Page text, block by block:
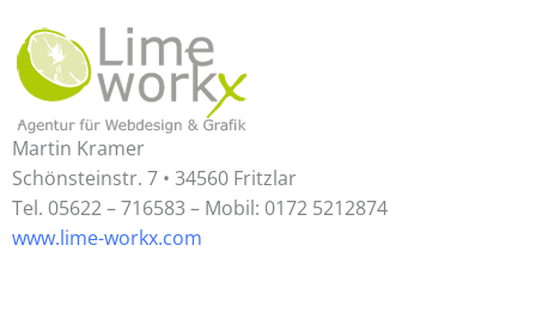
Martin Kramer
Schönsteinstr. 7 • 34560 Fritzlar
Tel. 05622 – 716583 – Mobil: 0172 5212874
www.lime-workx.com